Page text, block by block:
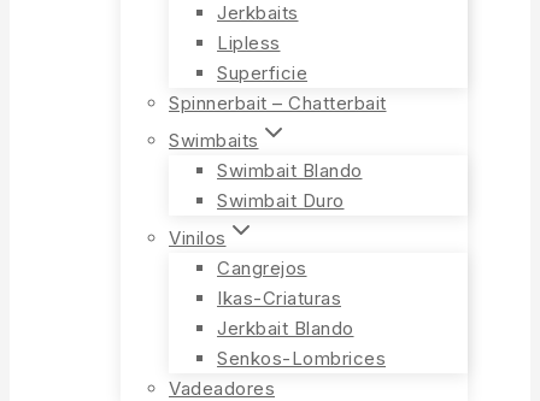
Jerkbaits
Lipless
Superficie
Spinnerbait – Chatterbait
Swimbaits
Swimbait Blando
Swimbait Duro
Vinilos
Cangrejos
Ikas-Criaturas
Jerkbait Blando
Senkos-Lombrices
Vadeadores